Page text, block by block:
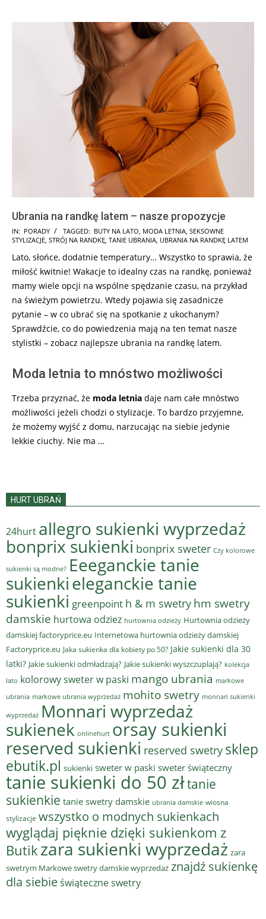
Ubrania na randkę latem – nasze propozycje
2025-
07-
24
IN: PORADY TAGGED: BUTY NA LATO, MODA LETNIA, SEKSOWNE
STYLIZACJE, STRÓJ NA RANDKĘ, TANIE UBRANIA, UBRANIA NA RANDKĘ LATEM
Lato, słońce, dodatnie temperatury… Wszystko to sprawia, że
miłość kwitnie! Wakacje to idealny czas na randkę, ponieważ
mamy wiele opcji na wspólne spędzanie czasu, na przykład
na świeżym powietrzu. Wtedy pojawia się zasadnicze
pytanie – w co ubrać się na spotkanie z ukochanym?
Sprawdźcie, co do powiedzenia mają na ten temat nasze
stylistki – zobacz najlepsze ubrania na randkę latem.
Moda letnia to mnóstwo możliwości
Trzeba przyznać, że moda letnia daje nam całe mnóstwo
możliwości jeżeli chodzi o stylizacje. To bardzo przyjemne,
że możemy wyjść z domu, narzucając na siebie jedynie
lekkie ciuchy. Nie ma …
HURT UBRAŃ
24hurt allegro sukienki wyprzedaż
bonprix sukienki bonprix sweter Czy kolorowe
sukienki są modne? Eeeganckie tanie
sukienkieleganckie tanie
sukienki greenpoint h & m swetry hm swetry
damskie hurtowa odziez hurtownia odzieży Hurtownia odzieży
damskiej factoryprice.eu Internetowa hurtownia odzieży damskiej
Factoryprice.eu Jaka sukienka dla kobiety po 50? Jakie sukienki dla 30
latki? Jakie sukienki odmładzają? Jakie sukienki wyszczuplają? kolekcja
lato kolorowy sweter w paski mango ubrania markowe
ubrania markowe ubrania wyprzedaż mohito swetry monnari sukienki
wyprzedaż Monnari wyprzedaż
sukienek onlinehurt orsay sukienki
reserved sukienki reserved swetry sklep
ebutik.pl sukienki sweter w paski sweter świąteczny
tanie sukienki do 50 złtanie
sukienkie tanie swetry damskie ubrania damskie wiosna
stylizacje wszystko o modnych sukienkach
wyglądaj pięknie dzięki sukienkom z
Butik zara sukienki wyprzedaż zara
swetrym Markowe swetry damskie wyprzedaż znajdź sukienkę
dla siebieświąteczne swetry